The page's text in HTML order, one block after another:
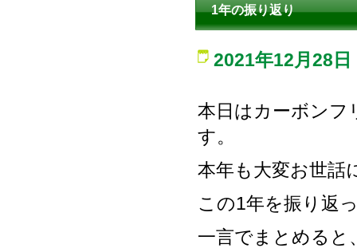
1年の振り返り
2021年12月28日
本日はカーボンフ
す。
本年も大変お世話
この1年を振り返
一言でまとめると